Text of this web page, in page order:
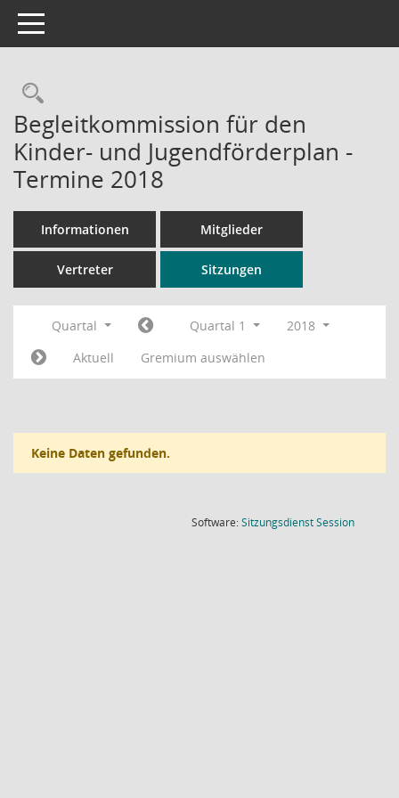
Toggle navigation
Rechercheauswahl
Begleitkommission für den
Kinder- und Jugendförderplan -
Termine 2018
Informationen Mitglieder
Vertreter Sitzungen
Quartal Quartal 1
2018
Aktuell
Gremium auswählen
Keine Daten gefunden.
Software:SitzungsdienstSession(Wird in